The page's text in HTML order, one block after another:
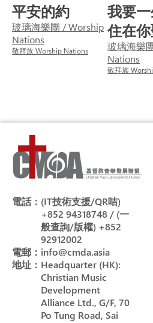
平安的約
玻璃海樂團 / Worship
Nations
敬拜族 Worship Nations
我要
住在
玻璃海樂
Nations
敬拜族
電話： (IT技術支援/QR咭)
+852 94318748 / (一
般查詢/版權) +852
92912002
電郵： info@cmda.asia
地址： Headquarter (HK):
Christian Music
Development
Alliance Ltd., G/F, 70
Po Tung Road, Sai